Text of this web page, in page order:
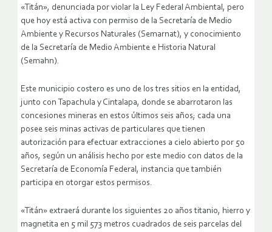
«Titán», denunciada por violar la Ley Federal Ambiental, pero
que hoy está activa con permiso de la Secretaría de Medio
Ambiente y Recursos Naturales (Semarnat), y conocimiento
de la Secretaría de Medio Ambiente e Historia Natural
(Semahn).
Este municipio costero es uno de los tres sitios en la entidad,
junto con Tapachula y Cintalapa, donde se abarrotaron las
concesiones mineras en estos últimos seis años; cada una
posee seis minas activas de particulares que tienen
autorización para efectuar extracciones a cielo abierto por 50
años, según un análisis hecho por este medio con datos de la
Secretaría de Economía Federal, instancia que también
participa en otorgar estos permisos.
«Titán» extraerá durante los siguientes 20 años titanio, hierro y
magnetita en 5 mil 573 metros cuadrados de seis parcelas del